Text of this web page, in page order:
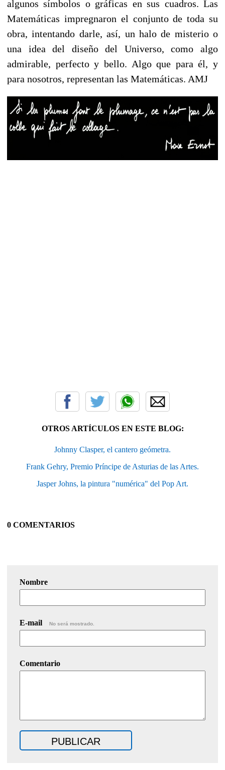
algunos símbolos o gráficas en sus cuadros. Las
Matemáticas impregnaron el conjunto de toda su
obra, intentando darle, así, un halo de misterio o
una idea del diseño del Universo, como algo
admirable, perfecto y bello. Algo que para él, y
para nosotros, representan las Matemáticas. AMJ
OTROS ARTÍCULOS EN ESTE BLOG:
Johnny Clasper, el cantero geómetra.
Frank Gehry, Premio Príncipe de Asturias de las Artes.
Jasper Johns, la pintura "numérica" del Pop Art.
0 COMENTARIOS
Nombre
E-mail No será mostrado.
Comentario